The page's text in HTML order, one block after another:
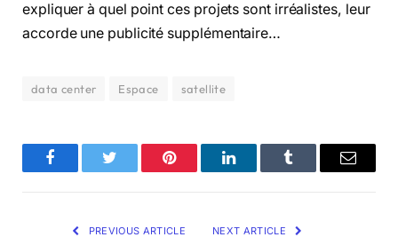
expliquer à quel point ces projets sont irréalistes, leur
accorde une publicité supplémentaire…
data center Espace satellite
FacebookTwitter Pinterest LinkedInTumblr Email
PREVIOUS ARTICLE NEXT ARTICLE